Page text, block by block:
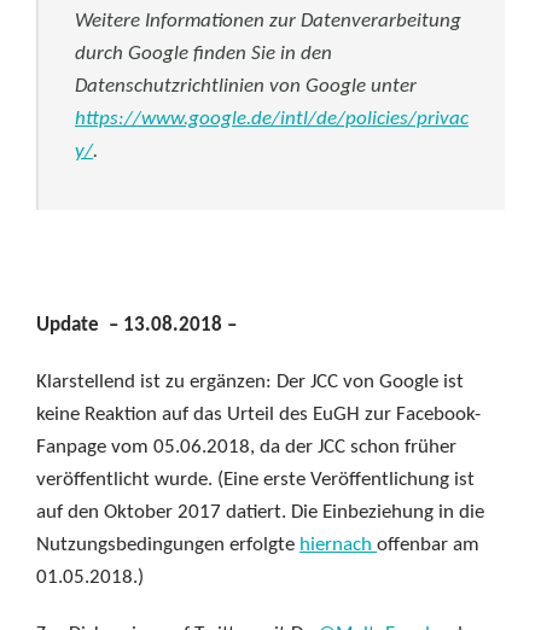
Weitere Informationen zur Datenverarbeitung
durch Google finden Sie in den
Datenschutzrichtlinien von Google unter
https://www.google.de/intl/de/policies/privac
y/.
Update – 13.08.2018 –
Klarstellend ist zu ergänzen: Der JCC von Google ist
keine Reaktion auf das Urteil des EuGH zur Facebook-
Fanpage vom 05.06.2018, da der JCC schon früher
veröffentlicht wurde. (Eine erste Veröffentlichung ist
auf den Oktober 2017 datiert. Die Einbeziehung in die
Nutzungsbedingungen erfolgte hiernach offenbar am
01.05.2018.)